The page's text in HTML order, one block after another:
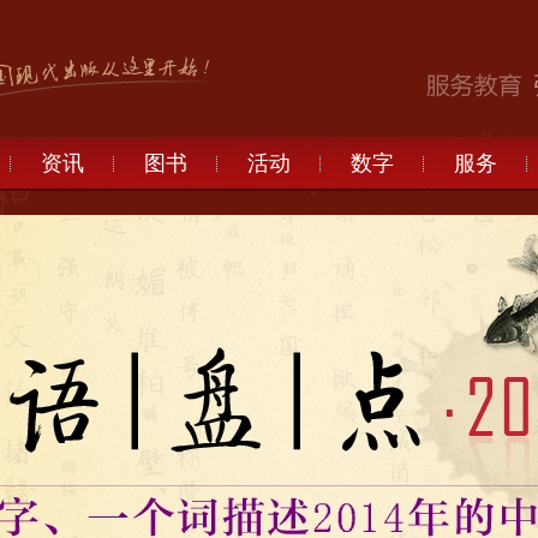
资讯 图书 活动 数字 服务